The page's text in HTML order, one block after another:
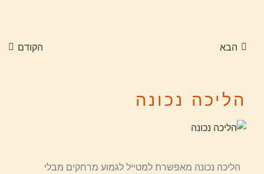
הקודם הבא
הליכה נכונה
הליכה נכונה מאפשרת למטייל לגמוע מרחקים מבלי